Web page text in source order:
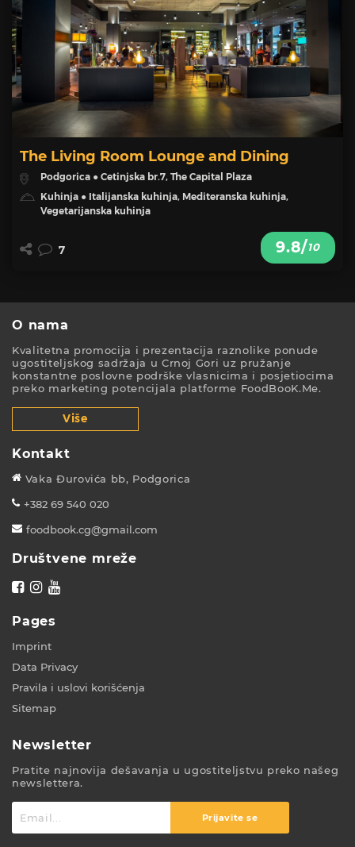
The Living Room Lounge and Dining
Podgorica ● Cetinjska br.7, The Capital Plaza
Kuhinja ● Italijanska kuhinja, Mediteranska kuhinja,
Vegetarijanska kuhinja
9.8/10
7
O nama
Kvalitetna promocija i prezentacija raznolike ponude
ugostiteljskog sadržaja u Crnoj Gori uz pružanje
konstantne poslovne podrške vlasnicima i posjetiocima
preko marketing potencijala platforme FoodBooK.Me.
Više
Kontakt
Vaka Đurovića bb, Podgorica
+382 69 540 020
foodbook.cg@gmail.com
Društvene mreže
Pages
Imprint
Data Privacy
Pravila i uslovi korišćenja
Sitemap
Newsletter
Pratite najnovija dešavanja u ugostiteljstvu preko našeg
newslettera.
Prijavite se